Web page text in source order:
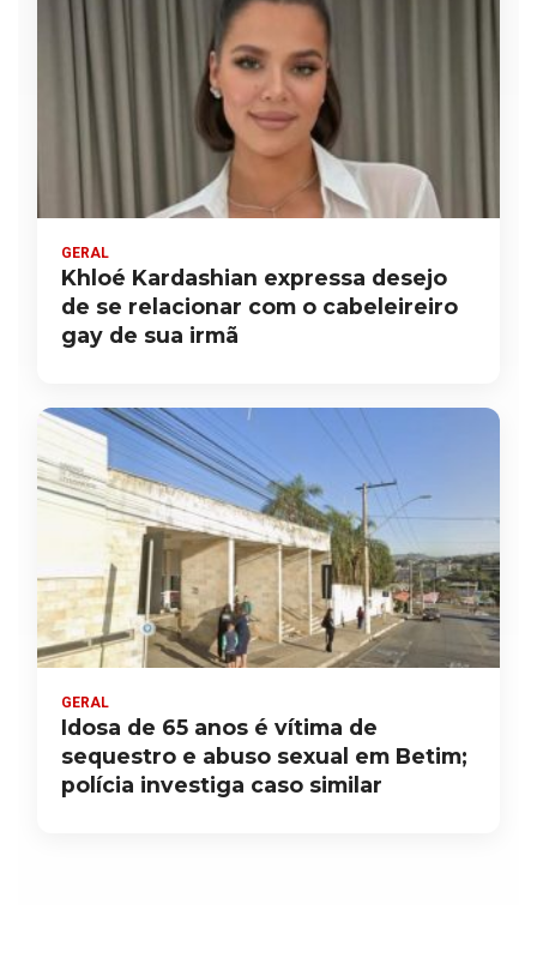
GERAL
Khloé Kardashian expressa desejo
de se relacionar com o cabeleireiro
gay de sua irmã
GERAL
Idosa de 65 anos é vítima de
sequestro e abuso sexual em Betim;
polícia investiga caso similar